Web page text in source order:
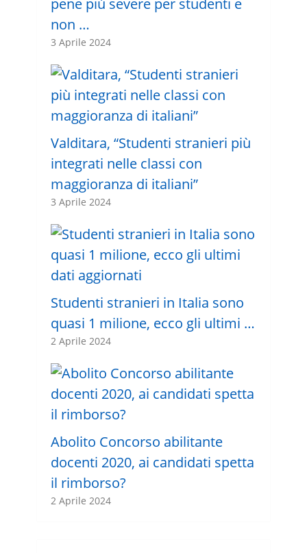
pene più severe per studenti e
non …
3 Aprile 2024
Valditara, “Studenti stranieri più
integrati nelle classi con
maggioranza di italiani”
3 Aprile 2024
Studenti stranieri in Italia sono
quasi 1 milione, ecco gli ultimi …
2 Aprile 2024
Abolito Concorso abilitante
docenti 2020, ai candidati spetta
il rimborso?
2 Aprile 2024